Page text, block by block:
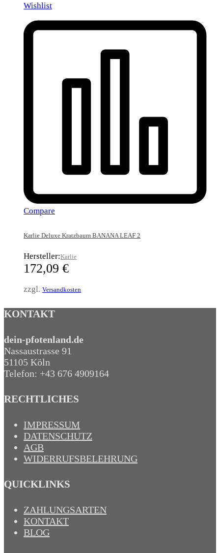
Wishlist
Compare
Karlie Deluxe Kratzbaum BANANA LEAF 2
Hersteller:Karlie
172,09 €
zzgl. Versandkosten
KONTAKT
dein-pfotenland.de
Nassaustrasse 91
51105 Köln
Telefon: +43 676 4909164‬
RECHTLICHES
IMPRESSUM
DATENSCHUTZ
AGB
WIDERRUFSBELEHRUNG
QUICKLINKS
ZAHLUNGSARTEN
KONTAKT
BLOG